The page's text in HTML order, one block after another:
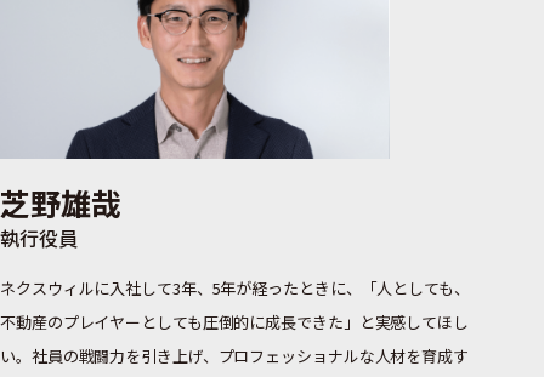
芝野雄哉
執行役員
ネクスウィルに入社して3年、5年が経ったときに、「人としても、
不動産のプレイヤーとしても圧倒的に成長できた」と実感してほし
い。社員の戦闘力を引き上げ、プロフェッショナルな人材を育成す